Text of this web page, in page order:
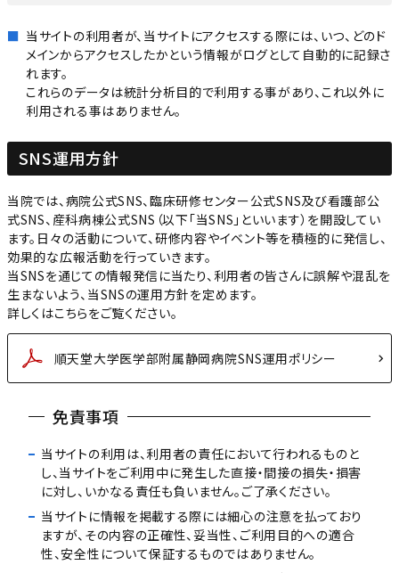
当サイトの利用者が、当サイトにアクセスする際には、いつ、どのド
メインからアクセスしたかという情報がログとして自動的に記録さ
れます。
これらのデータは統計分析目的で利用する事があり、これ以外に
利用される事はありません。
SNS運用方針
当院では、病院公式SNS、臨床研修センター公式SNS及び看護部公
式SNS、産科病棟公式SNS（以下「当SNS」といいます）を開設してい
ます。日々の活動について、研修内容やイベント等を積極的に発信し、
効果的な広報活動を行っていきます。
当SNSを通じての情報発信に当たり、利用者の皆さんに誤解や混乱を
生まないよう、当SNSの運用方針を定めます。
詳しくはこちらをご覧ください。
順天堂大学医学部附属静岡病院SNS運用ポリシー
免責事項
当サイトの利用は、利用者の責任において行われるものと
し、当サイトをご利用中に発生した直接・間接の損失・損害
に対し、いかなる責任も負いません。ご了承ください。
当サイトに情報を掲載する際には細心の注意を払っており
ますが、その内容の正確性、妥当性、ご利用目的への適合
性、安全性について保証するものではありません。